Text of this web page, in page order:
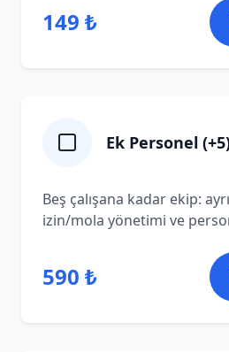
149 ₺
Ek Personel
Beş çalışana kadar ekip:
izin/mola yönetimi ve
590 ₺